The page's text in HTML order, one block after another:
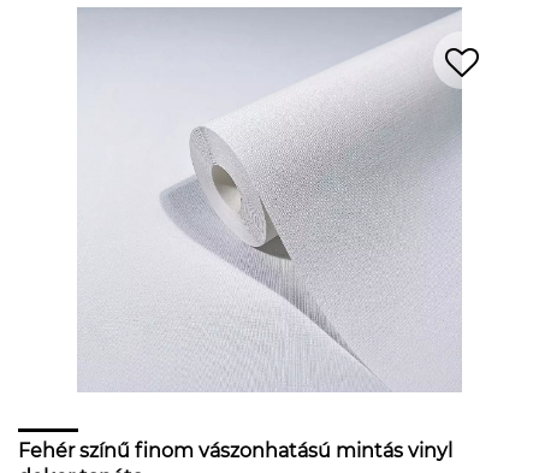
Fehér színű finom vászonhatású mintás vinyl